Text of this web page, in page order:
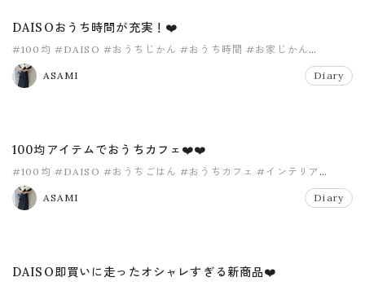
DAISOおうち時間が充実！❤️
#100均 #DAISO #おうちじかん #おうち時間 #お家じかん
#インテリア
ASAMI
Diary
100均アイテムでおうちカフェ❤️❤️
#100均 #DAISO #おうちごはん #おうちカフェ #インテリア
#ダイソー
ASAMI
Diary
DAISO即買いに走ったオシャレすぎる新商品❤️